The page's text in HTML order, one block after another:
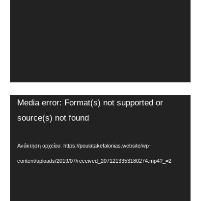
Πρόγραμμα
Αναπαραγωγής
Media error: Format(s) not supported or
source(s) not found
Ανάκτηση αρχείου: https://poulatakefalonias.website/wp-
content/uploads/2019/07/received_2071213353180274.mp4?_=2